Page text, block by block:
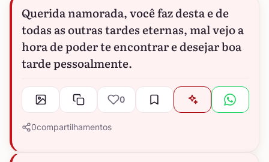
Querida namorada, você faz desta e de
todas as outras tardes eternas, mal vejo a
hora de poder te encontrar e desejar boa
tarde pessoalmente.
0
0compartilhamentos